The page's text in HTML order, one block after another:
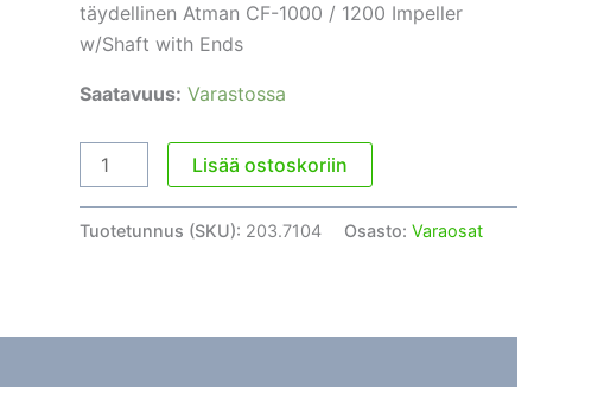
täydellinen Atman CF-1000 / 1200 Impeller
w/Shaft with Ends
Saatavuus: Varastossa
Roottori
Atman
CF-
Lisää ostoskoriin
Tuotetunnus (SKU): 203.7104 Osasto: Varaosat